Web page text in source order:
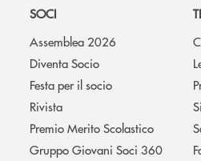
SOCI
Assemblea 2026
Diventa Socio
Festa per il socio
Rivista
Premio Merito Scolastico
Gruppo Giovani Soci 360